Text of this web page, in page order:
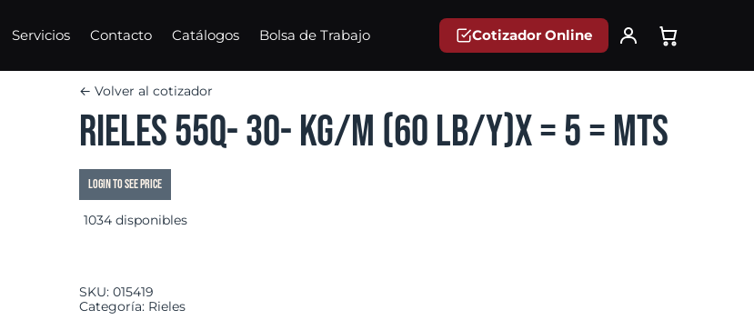
← Volver al cotizador
RIELES 55Q- 30- KG/M (60 Lb/y)X = 5 = mts
Login to see price
1034 disponibles
SKU: 015419
Categoría: Rieles
Servicios Contacto Catálogos Bolsa de Trabajo Cotizador Online